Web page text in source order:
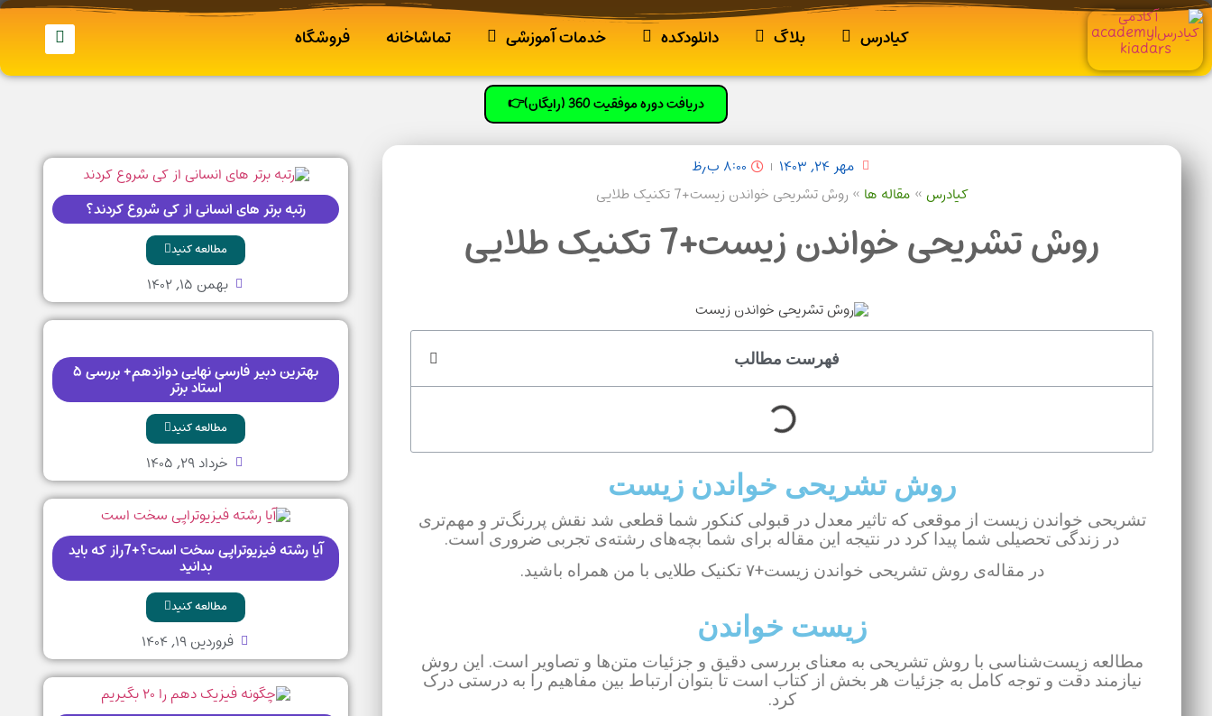
کیادرس بلاگ دانلودکده خدمات آموزشی تماشاخانه فروشگاه
دریافت دوره موفقیت 360 (رایگان)👉
مهر ۲۴, ۱۴۰۳
۸:۰۰ ب٫ظ
کیادرس» مقاله ها » روش تشریحی خواندن زیست+7 تکنیک طلایی
روش تشریحی خواندن زیست+7 تکنیک طلایی
فهرست مطالب
روش تشریحی خواندن زیست
تشریحی خواندن زیست از موقعی که تاثیر معدل در قبولی کنکور شما قطعی شد نقش پررنگ‌تر و مهم‌تری
در زندگی تحصیلی شما پیدا کرد در نتیجه این مقاله برای شما بچه‌های رشته‌ی تجربی ضروری است.
در مقاله‌ی روش تشریحی خواندن زیست+۷ تکنیک طلایی با من همراه باشید.
زیست خواندن
مطالعه زیست‌شناسی با روش تشریحی به معنای بررسی دقیق و جزئیات متن‌ها و تصاویر است. این روش
نیازمند دقت و توجه کامل به جزئیات هر بخش از کتاب است تا بتوان ارتباط بین مفاهیم را به درستی درک
کرد.
رتبه برتر های انسانی از کی شروع کردند؟
مطالعه کنید
بهمن ۱۵, ۱۴۰۲
بهترین دبیر فارسی نهایی دوازدهم+ بررسی ۵
استاد برتر
مطالعه کنید
خرداد ۲۹, ۱۴۰۵
آیا رشته فیزیوتراپی سخت است؟+7راز که باید
بدانید
مطالعه کنید
فروردین ۱۹, ۱۴۰۴